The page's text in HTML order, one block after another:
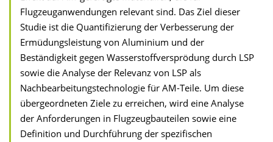
Flugzeuganwendungen relevant sind. Das Ziel dieser
Studie ist die Quantifizierung der Verbesserung der
Ermüdungsleistung von Aluminium und der
Beständigkeit gegen Wasserstoffversprödung durch LSP
sowie die Analyse der Relevanz von LSP als
Nachbearbeitungstechnologie für AM-Teile. Um diese
übergeordneten Ziele zu erreichen, wird eine Analyse
der Anforderungen in Flugzeugbauteilen sowie eine
Definition und Durchführung der spezifischen